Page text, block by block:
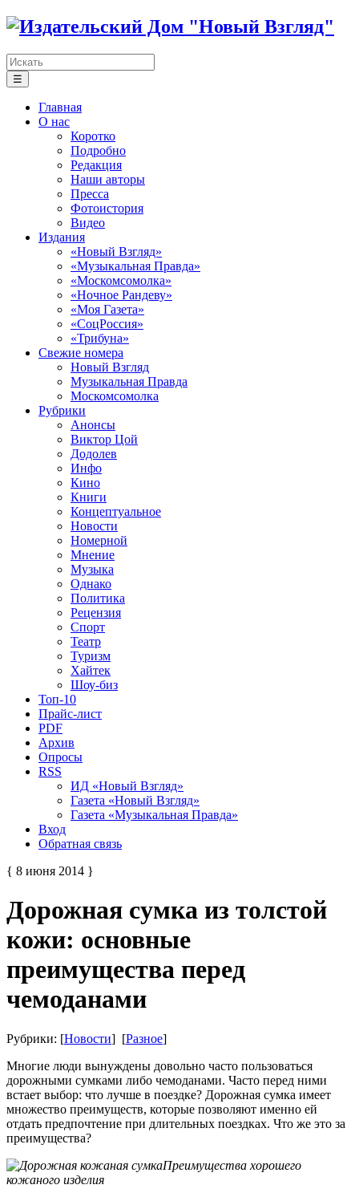
☰
Главная
О нас
Коротко
Подробно
Редакция
Наши авторы
Пресса
Фотоистория
Видео
Издания
«Новый Взгляд»
«Музыкальная Правда»
«Москомсомолка»
«Ночное Рандеву»
«Моя Газета»
«СоцРоссия»
«Трибуна»
Свежие номера
Новый Взгляд
Музыкальная Правда
Москомсомолка
Рубрики
Анонсы
Виктор Цой
Додолев
Инфо
Кино
Книги
Концептуальное
Новости
Номерной
Мнение
Музыка
Однако
Политика
Рецензия
Спорт
Театр
Туризм
Хайтек
Шоу-биз
Топ-10
Прайс-лист
PDF
Архив
Опросы
RSS
ИД «Новый Взгляд»
Газета «Новый Взгляд»
Газета «Музыкальная Правда»
Вход
Обратная связь
{ 8 июня 2014 }
Дорожная сумка из толстой
кожи: основные
преимущества перед
чемоданами
Рубрики: [Новости] [Разное]
Многие люди вынуждены довольно часто пользоваться
дорожными сумками либо чемоданами. Часто перед ними
встает выбор: что лучше в поездке? Дорожная сумка имеет
множество преимуществ, которые позволяют именно ей
отдать предпочтение при длительных поездках. Что же это за
преимущества?
Преимущества хорошего
кожаного изделия